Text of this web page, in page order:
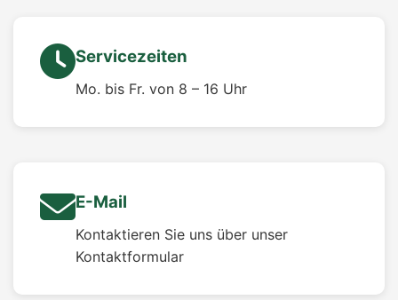
Servicezeiten
Mo. bis Fr. von 8 – 16 Uhr
E-Mail
Kontaktieren Sie uns über unser
Kontaktformular